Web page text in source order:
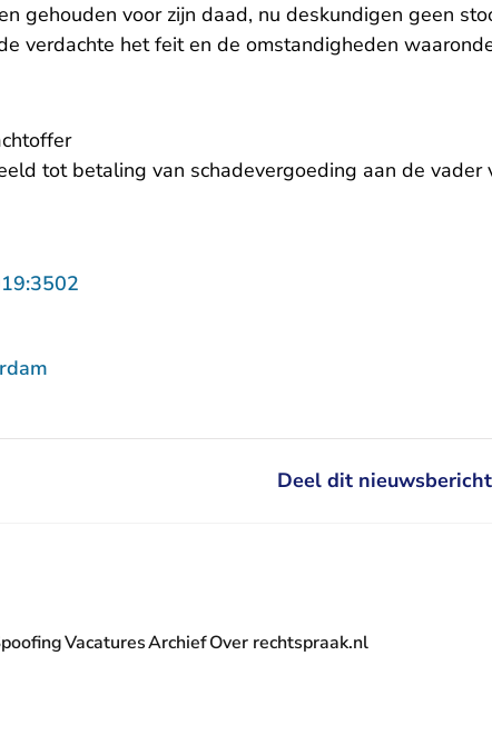
gehouden voor zijn daad, nu deskundigen geen
verdachte het feit en de omstandigheden
tot betaling van schadevergoeding aan de vader
Deel dit
Rechtspraak.nl
- U verlaat Rechtspraak.nl
Vacatures
- U verlaat Rechtspraak.nl
ArchiefOver rechtspraak.nl